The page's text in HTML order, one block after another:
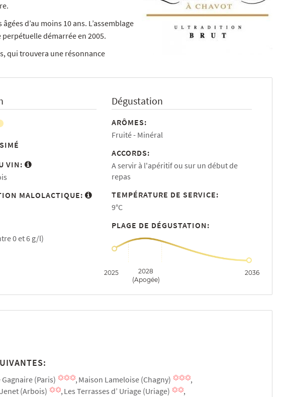
d’au moins 10 ans. L’assemblage
perpétuelle démarrée en 2005.
qui trouvera une résonnance
VIN:
MALOLACTIQUE:
0 et 6 g/l)
Dégustation
ARÔMES:
Fruité
Minéral
ACCORDS:
A servir à l'apéritif ou sur un début de
repas
TEMPÉRATURE DE SERVICE:
9°C
PLAGE DE DÉGUSTATION:
2025
2028
(Apogée)
2036
(Paris)
Maison Lameloise (Chagny)
(Arbois)
Les Terrasses d’ Uriage (Uriage)